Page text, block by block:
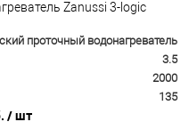
Zanussi 3-logic
проточный водонагреватель
3.5
2000
135
/ шт